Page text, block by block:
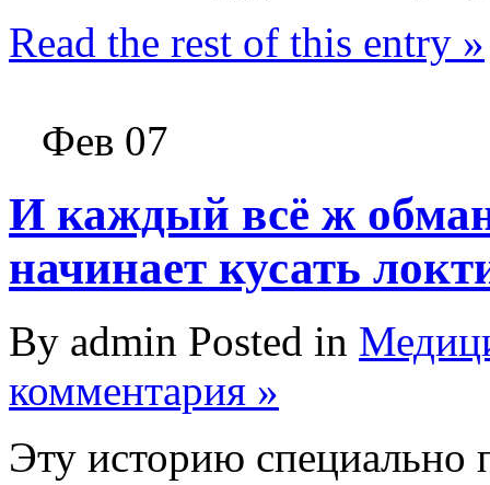
Read the rest of this entry »
Фев 07
И каждый всё ж
начинает кусать
By admin Posted in
комментария »
Эту историю